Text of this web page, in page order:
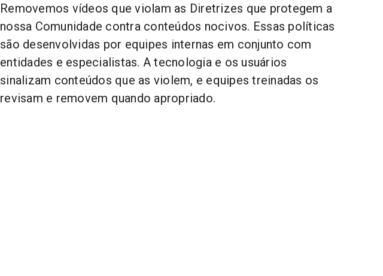
Removemos vídeos que violam as Diretrizes que protegem a
nossa Comunidade contra conteúdos nocivos. Essas políticas
são desenvolvidas por equipes internas em conjunto com
entidades e especialistas. A tecnologia e os usuários
sinalizam conteúdos que as violem, e equipes treinadas os
revisam e removem quando apropriado.